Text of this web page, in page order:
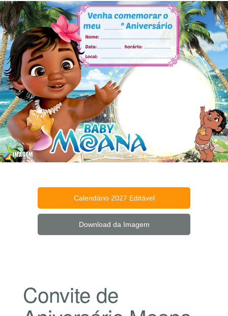
Calendário 2027 Editável
Download da Imagem
Convite de